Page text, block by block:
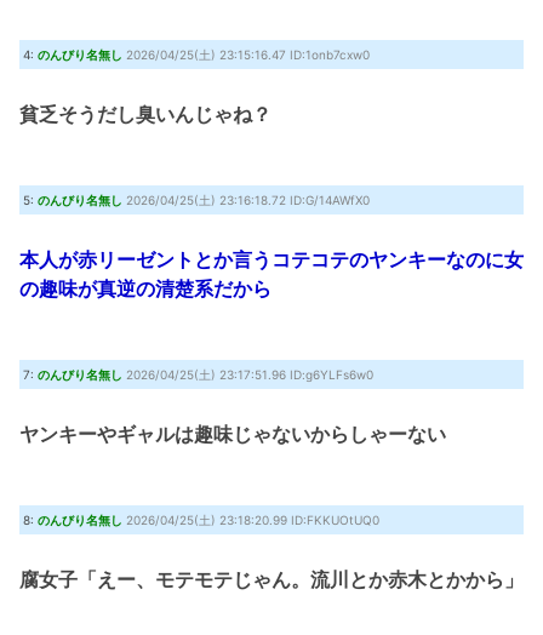
4: のんびり名無し 2026/04/25(土) 23:15:16.47 ID:1onb7cxw0
貧乏そうだし臭いんじゃね？
5: のんびり名無し 2026/04/25(土) 23:16:18.72 ID:G/14AWfX0
本人が赤リーゼントとか言うコテコテのヤンキーなのに女
の趣味が真逆の清楚系だから
7: のんびり名無し 2026/04/25(土) 23:17:51.96 ID:g6YLFs6w0
ヤンキーやギャルは趣味じゃないからしゃーない
8: のんびり名無し 2026/04/25(土) 23:18:20.99 ID:FKKUOtUQ0
腐女子「えー、モテモテじゃん。流川とか赤木とかから」